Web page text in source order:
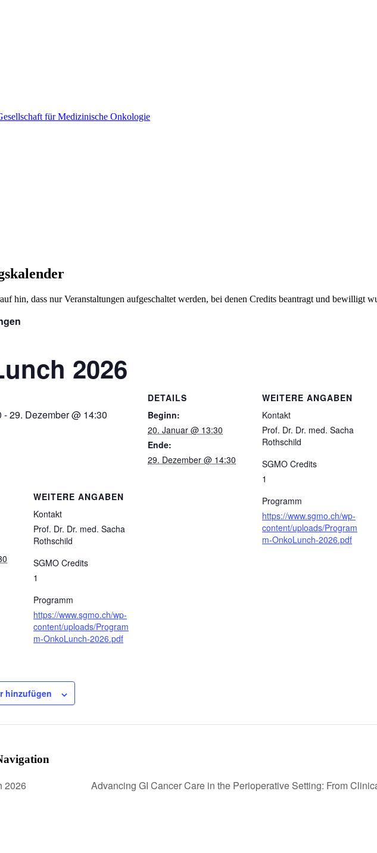
hin, dass nur Veranstaltungen aufgeschaltet werden, bei denen Credits beantragt und bewilligt
2026
-29. Dezember @ 14:30
WEITERE ANGABEN
Kontakt
Prof. Dr. Dr. med. Sacha
Rothschild
SGMO Credits
1
Programm
https://www.sgmo.ch/wp-
content/uploads/Program
m-OnkoLunch-2026.pdf
hinzufügen
DETAILS
Beginn:
20. Januar @ 13:30
Ende:
29. Dezember @ 14:30
WEITERE ANGABEN
Kontakt
Prof. Dr. Dr. med. Sacha
Rothschild
SGMO Credits
1
Programm
https://www.sgmo.ch/wp-
content/uploads/Program
m-OnkoLunch-2026.pdf
2026 Advancing GI Cancer Care in the Perioperative Setting: From